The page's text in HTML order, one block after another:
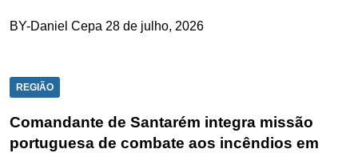
BY-Daniel Cepa 28 de julho, 2026
REGIÃO
Comandante de Santarém integra missão
portuguesa de combate aos incêndios em